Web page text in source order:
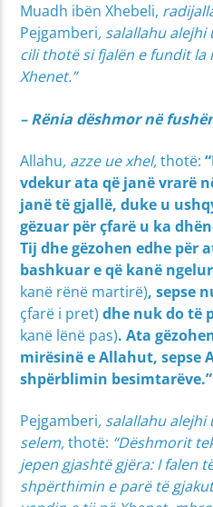
Muadh ibën Xhebeli,
Pejgamberi, salallahu alejhi
cili thotë si fjalën e fundit la
Xhenet.”
– Rënia dëshmor në
Allahu, azze ue xhel,thotë:“
vdekur ata që janë vrarë
janë të gjallë, duke u
gëzuar për çfarë u ka
Tij dhe gëzohen edhe për
bashkuar e që kanë
kanë rënë martirë), sepse
çfarë i pret) dhe nuk do të
kanë lënë pas). Ata
mirësinë e Allahut, sepse
shpërblimin besimtarëve.
Pejgamberi, salallahu alejhi
selem,thotë: “Dëshmorit
jepen gjashtë gjëra: I falen
shpërthimin e parë të